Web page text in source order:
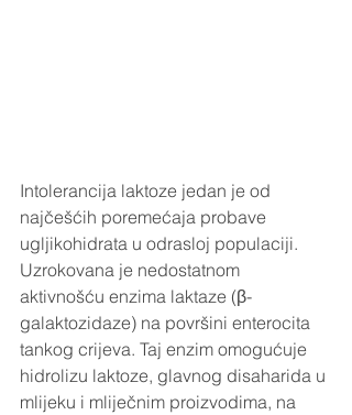
Intolerancija laktoze jedan je od
najčešćih poremećaja probave
ugljikohidrata u odrasloj populaciji.
Uzrokovana je nedostatnom
aktivnošću enzima laktaze (β-
galaktozidaze) na površini enterocita
tankog crijeva. Taj enzim omogućuje
hidrolizu laktoze, glavnog disaharida u
mlijeku i mliječnim proizvodima, na